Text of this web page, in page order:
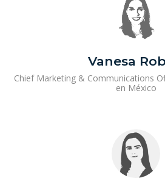
Vanesa
Chief Marketing & Communications
en México